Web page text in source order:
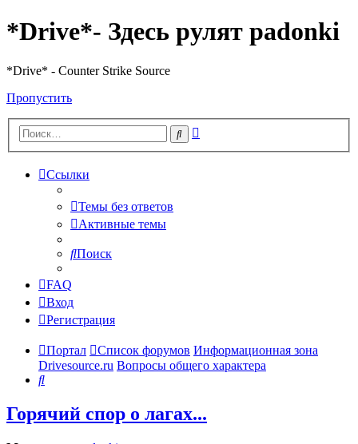
*Drive*- Здесь рулят padonki
*Drive* - Counter Strike Source
Пропустить
Поиск
Ссылки
Темы без ответов
Активные темы
Поиск
FAQ
Вход
Регистрация
Портал Список форумов Информационная зона
Drivesource.ru Вопросы общего характера
Поиск
Горячий спор о лагах...